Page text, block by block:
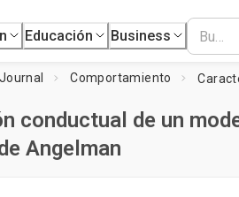
Educación Business
Comportamiento
conductual de un
Angelman